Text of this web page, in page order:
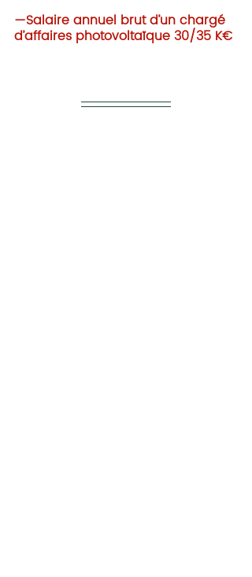
—Salaire annuel brut d’un chargé
d’affaires photovoltaïque 30/35 K€